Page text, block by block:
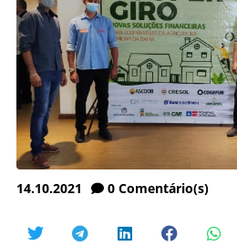
14.10.2021 0 Comentário(s)